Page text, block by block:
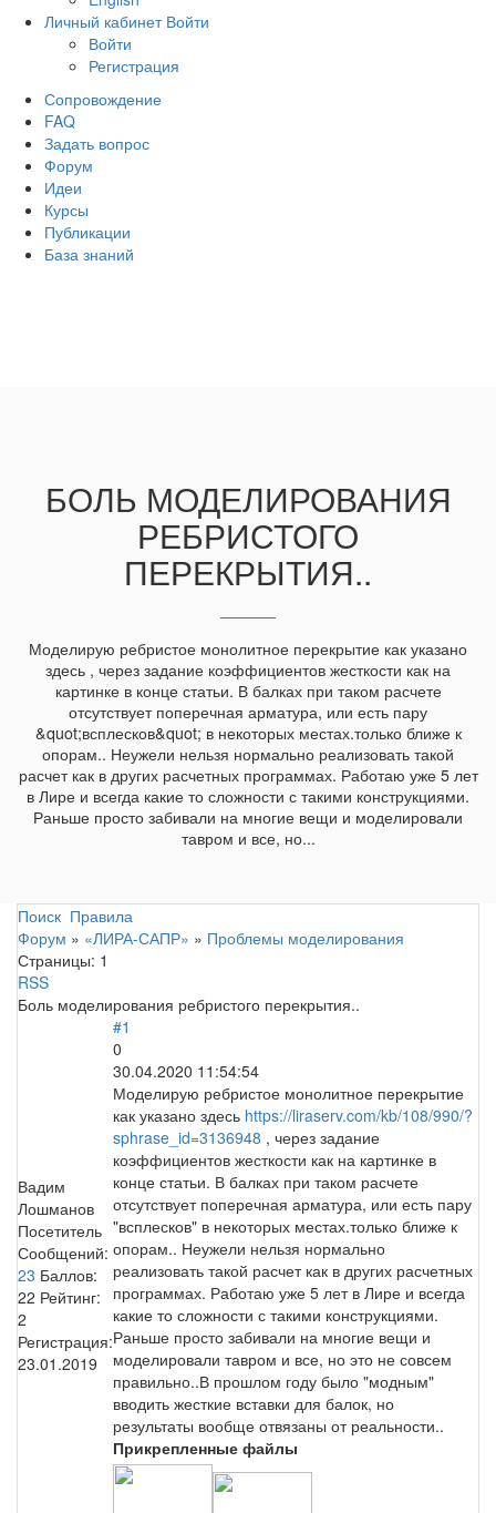
Личный кабинет Войти
Войти
Регистрация
Сопровождение
FAQ
Задать вопрос
Форум
Идеи
Курсы
Публикации
База знаний
БОЛЬ МОДЕЛИРОВАНИЯ
РЕБРИСТОГО
ПЕРЕКРЫТИЯ..
Моделирую ребристое монолитное перекрытие как указано
здесь , через задание коэффициентов жесткости как на
картинке в конце статьи. В балках при таком расчете
отсутствует поперечная арматура, или есть пару
&quot;всплесков&quot; в некоторых местах.только ближе к
опорам.. Неужели нельзя нормально реализовать такой
расчет как в других расчетных программах. Работаю уже 5 лет
в Лире и всегда какие то сложности с такими конструкциями.
Раньше просто забивали на многие вещи и моделировали
тавром и все, но...
Поиск Правила
Форум » «ЛИРА-САПР» » Проблемы моделирования
Страницы: 1
RSS
Боль моделирования ребристого перекрытия..
Вадим
Лошманов
Посетитель
Сообщений:
23 Баллов:
22 Рейтинг:
2
Регистрация:
23.01.2019
#1
0
30.04.2020 11:54:54
Моделирую ребристое монолитное перекрытие
как указано здесь https://liraserv.com/kb/108/990/?
sphrase_id=3136948 , через задание
коэффициентов жесткости как на картинке в
конце статьи. В балках при таком расчете
отсутствует поперечная арматура, или есть пару
"всплесков" в некоторых местах.только ближе к
опорам.. Неужели нельзя нормально
реализовать такой расчет как в других расчетных
программах. Работаю уже 5 лет в Лире и всегда
какие то сложности с такими конструкциями.
Раньше просто забивали на многие вещи и
моделировали тавром и все, но это не совсем
правильно..В прошлом году было "модным"
вводить жесткие вставки для балок, но
результаты вообще отвязаны от реальности..
Прикрепленные файлы